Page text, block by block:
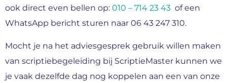
ook direct even bellen op: 010 – 714 23 43 of een
WhatsApp bericht sturen naar 06 43 247 310.
Mocht je na het adviesgesprek gebruik willen maken
van scriptiebegeleiding bij ScriptieMaster kunnen we
je vaak dezelfde dag nog koppelen aan een van onze